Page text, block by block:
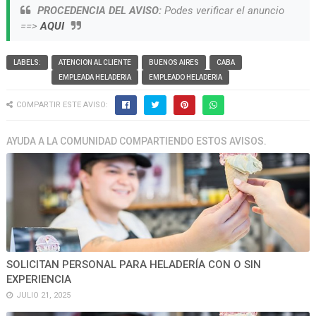
PROCEDENCIA DEL AVISO:Podes verificar el anuncio
==>AQUI
LABELS: ATENCION AL CLIENTE BUENOS AIRES
CABA
EMPLEADA HELADERIA
EMPLEADO HELADERIA
COMPARTIR ESTE AVISO:
AYUDA A LA COMUNIDAD COMPARTIENDO ESTOS AVISOS.
SOLICITAN PERSONAL PARA HELADERÍA CON O SIN
EXPERIENCIA
JULIO 21, 2025